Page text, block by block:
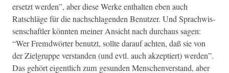
erset­zt wer­den”, aber diese Werke enthal­ten eben auch
Ratschläge für die nach­schla­gen­den Benutzer. Und Sprach­wis­
senschaftler kön­nten mein­er Ansicht nach dur­chaus sagen:
“Wer Fremd­wörter benutzt, sollte darauf acht­en, daß sie von
der Ziel­gruppe ver­standen (und evtl. auch akzep­tiert) wer­den”.
Das gehört eigentlich zum gesun­den Men­schen­ver­stand, aber